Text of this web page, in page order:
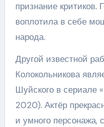
признание критиков.
воплотила в себе
народа.
Другой известной
Колокольникова
Шуйского в сериале
2020). Актёр
и умного персонажа,